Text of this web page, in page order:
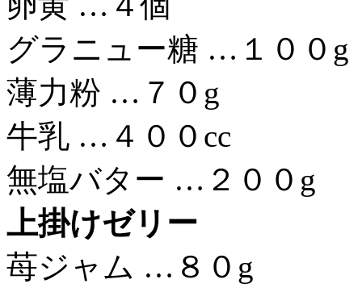
グラニュー糖 …１００g
薄力粉 …７０g
牛乳 …４００cc
無塩バター …２００g
上掛けゼリー
苺ジャム …８０g